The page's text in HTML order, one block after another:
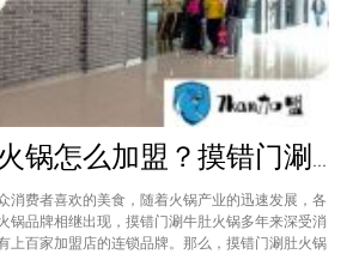
摸错门涮肚火锅怎么加盟？摸错门涮肚火锅加盟费是多少？
消费者喜欢的美食，随着火锅产业的迅速发展，各
锅品牌相继出现，摸错门涮牛肚火锅多年来深受消
上百家加盟店的连锁品牌。那么，摸错门涮肚火锅